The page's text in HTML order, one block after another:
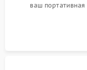
ваш портативная